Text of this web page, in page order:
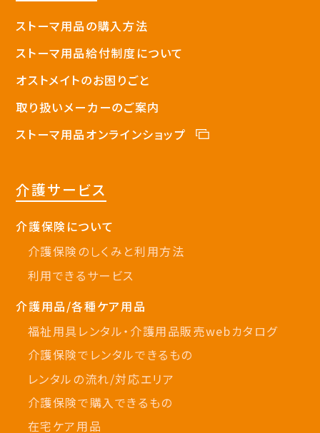
ストーマ用品の購入方法
ストーマ用品給付制度について
オストメイトのお困りごと
取り扱いメーカーのご案内
ストーマ用品オンラインショップ
介護サービス
介護保険について
介護保険のしくみと利用方法
利用できるサービス
介護用品/各種ケア用品
福祉用具レンタル・介護用品販売webカタログ
介護保険でレンタルできるもの
レンタルの流れ/対応エリア
介護保険で購入できるもの
在宅ケア用品